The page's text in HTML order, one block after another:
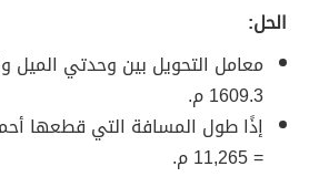
الحل:
1609.3 م.
= 11,265 م.